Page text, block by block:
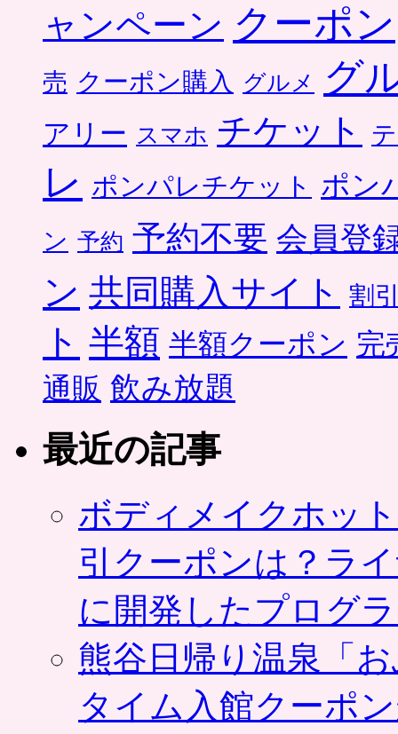
ャンペーン クーポン
売 クーポン購入 グルメ グ
アリー スマホ チケット
レ ポンパレチケット ポン
ン 予約 予約不要 会員登
ン 共同購入サイト 割
ト 半額 半額クーポン 完
通販 飲み放題
最近の記事
ボディメイクホッ
引クーポンは？ラ
に開発したプログ
熊谷日帰り温泉「
タイム入館クーポ